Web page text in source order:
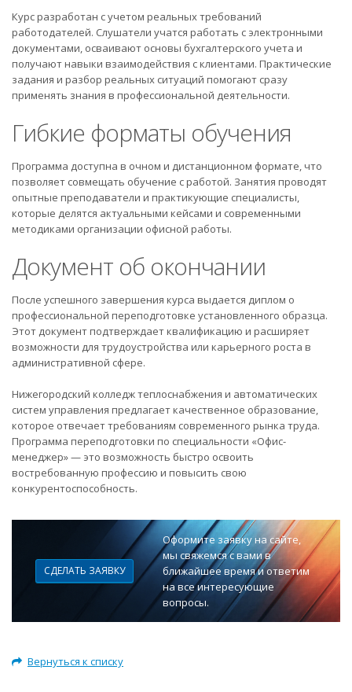
Курс разработан с учетом реальных требований
работодателей. Слушатели учатся работать с электронными
документами, осваивают основы бухгалтерского учета и
получают навыки взаимодействия с клиентами. Практические
задания и разбор реальных ситуаций помогают сразу
применять знания в профессиональной деятельности.
Гибкие форматы обучения
Программа доступна в очном и дистанционном формате, что
позволяет совмещать обучение с работой. Занятия проводят
опытные преподаватели и практикующие специалисты,
которые делятся актуальными кейсами и современными
методиками организации офисной работы.
Документ об окончании
После успешного завершения курса выдается диплом о
профессиональной переподготовке установленного образца.
Этот документ подтверждает квалификацию и расширяет
возможности для трудоустройства или карьерного роста в
административной сфере.
Нижегородский колледж теплоснабжения и автоматических
систем управления предлагает качественное образование,
которое отвечает требованиям современного рынка труда.
Программа переподготовки по специальности «Офис-
менеджер» — это возможность быстро освоить
востребованную профессию и повысить свою
конкурентоспособность.
СДЕЛАТЬ ЗАЯВКУ
Оформите заявку на сайте,
мы свяжемся с вами в
ближайшее время и ответим
на все интересующие
вопросы.
Вернуться к списку